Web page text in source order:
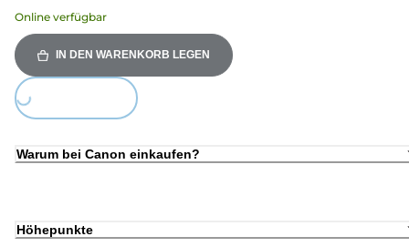
Online verfügbar
IN DEN WARENKORB LEGEN
Loading...
Warum bei Canon einkaufen?
Höhepunkte